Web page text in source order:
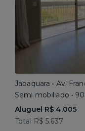
Jabaquara • Av.
Semi mobiliado •
Aluguel R$ 4.005
Total R$ 5.637